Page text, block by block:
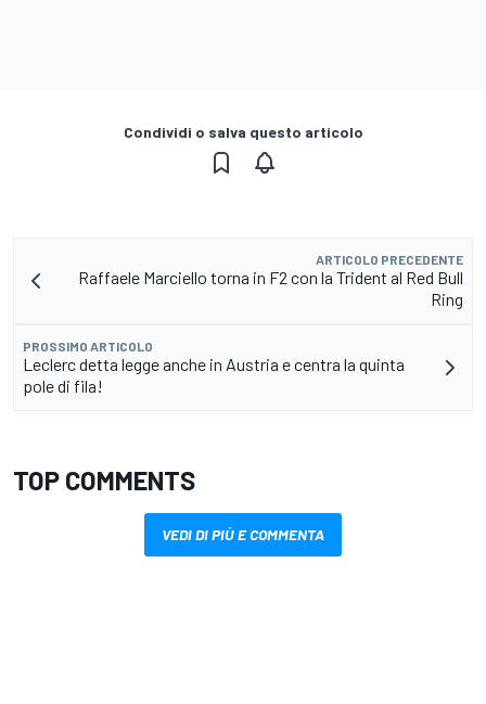
Condividi o salva questo articolo
ARTICOLO PRECEDENTE
Raffaele Marciello torna in F2 con la Trident al Red Bull
Ring
PROSSIMO ARTICOLO
Leclerc detta legge anche in Austria e centra la quinta
pole di fila!
TOP COMMENTS
VEDI DI PIÙ E COMMENTA